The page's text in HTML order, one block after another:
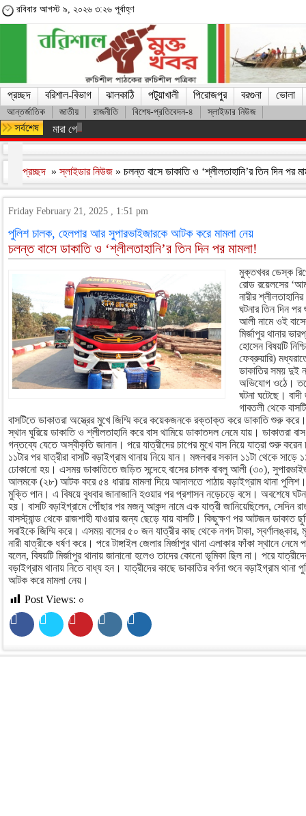
রবিবার আগস্ট ৯, ২০২৬ ৩:২৬ পূর্বাহ্ণ
প্রচ্ছদ বরিশাল-বিভাগ ঝালকাঠি পটুয়াখালী পিরোজপুর বরগুনা ভোলা
আন্তর্জাতিক জাতীয় রাজনীতি বিশেষ-প্রতিবেদন-৪ স্লাইডার নিউজ
মারা গেলেন লিওনেল মেসির বাবা হোর্হে মেসি
প্রচ্ছদ »স্লাইডার নিউজ » চলন্ত বাসে ডাকাতি ও ‘শ্লীলতাহানি’র তিন দিন পর
Friday February 21, 2025 , 1:51 pm
পুলিশ চালক, হেলপার আর সুপারভাইজারকে আটক করে মামলা নেয়
চলন্ত বাসে ডাকাতি ও ‘শ্লীলতাহানি’র তিন দিন পর মামলা!
মুক্তখবর ডেস্ক
রোড রয়েলসের
নারীর
ঘটনার তিন দিন
আলী নামে ওই
মির্জাপুর থানার
হোসেন বিষয়টি
ফেব্রুয়ারি)
ডাকাতির সময় দুই
অভিযোগ ওঠে।
ঘটনা ঘটেছে। বাদী
গাবতলী থেকে
বাসটিতে ডাকাতরা অস্ত্রের মুখে জিম্মি করে কয়েকজনকে রক্তাক্ত করে ডাকাতি শুরু করে।
স্থান ঘুরিয়ে ডাকাতি ও শ্লীলতাহানি করে বাস থামিয়ে ডাকাতদল নেমে যায়। ডাকাতরা
গন্তব্যে যেতে অস্বীকৃতি জানান। পরে যাত্রীদের চাপের মুখে বাস নিয়ে যাত্রা শুরু
১১টার পর যাত্রীরা বাসটি বড়াইগ্রাম থানায় নিয়ে যান। মঙ্গলবার সকাল ১১টা থেকে সাড়ে
ঢোকানো হয়। এসময় ডাকাতিতে জড়িত সন্দেহে বাসের চালক বাবলু আলী (৩০),
আলমকে (২৮) আটক করে ৫৪ ধারায় মামলা দিয়ে আদালতে পাঠায় বড়াইগ্রাম থানা পুলিশ।
মুক্তি পান। এ বিষয়ে বুধবার জানাজানি হওয়ার পর প্রশাসন নড়েচড়ে বসে। অবশেষে
হয়। বাসটি বড়াইগ্রামে পৌঁছার পর মজনু আকন্দ নামে এক যাত্রী জানিয়েছিলেন, সেদিন
বাসস্ট্যান্ড থেকে রাজশাহী যাওয়ার জন্য ছেড়ে যায় বাসটি। কিছুক্ষণ পর আটজন ডাকাত
সবাইকে জিম্মি করে। এসময় বাসের ৫০ জন যাত্রীর কাছ থেকে নগদ টাকা, স্বর্ণালঙ্কার,
নারী যাত্রীকে ধর্ষণ করে। পরে টাঙ্গাইল জেলার মির্জাপুর থানা এলাকার ফাঁকা স্থানে
বলেন, বিষয়টি মির্জাপুর থানায় জানানো হলেও তাদের কোনো ভূমিকা ছিল না। পরে
বড়াইগ্রাম থানায় নিতে বাধ্য হন। যাত্রীদের কাছে ডাকাতির বর্ণনা শুনে বড়াইগ্রাম
আটক করে মামলা নেয়।
Post Views: ০